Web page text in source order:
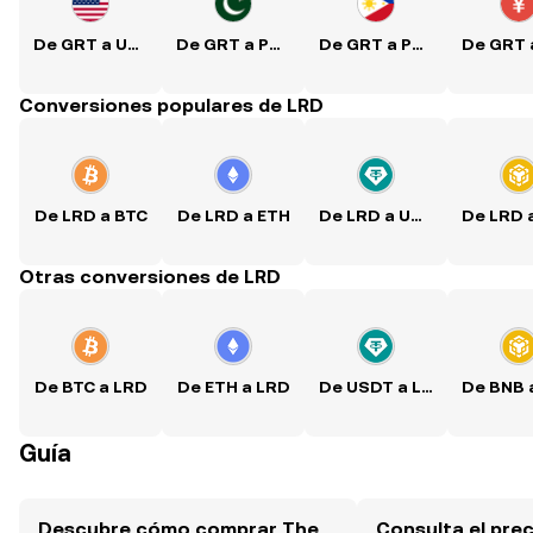
De GRT a USD De GRT a PKR De GRT a PHP
Conversiones populares de LRD
De LRD a BTC De LRD a ETH De LRD a USDT
Otras conversiones de LRD
De BTC a LRD De ETH a LRD De USDT a LRD
Guía